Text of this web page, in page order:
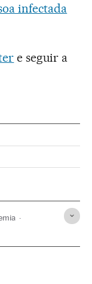
infectada
e seguir a